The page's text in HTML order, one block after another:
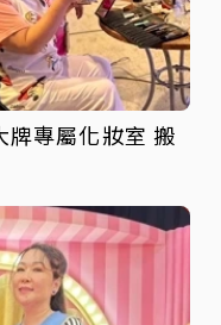
牌專屬化妝室 搬